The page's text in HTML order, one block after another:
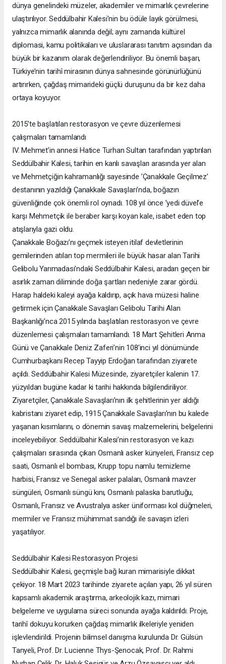
dünya genelindeki müzeler, akademiler ve mimarlık çevrelerine
ulaştırılıyor. Seddülbahir Kalesi’nin bu ödüle layık görülmesi,
yalnızca mimarlık alanında değil; aynı zamanda kültürel
diplomasi, kamu politikaları ve uluslararası tanıtım açısından da
büyük bir kazanım olarak değerlendiriliyor. Bu önemli başarı,
Türkiye’nin tarihî mirasının dünya sahnesinde görünürlüğünü
artırırken, çağdaş mimarideki güçlü duruşunu da bir kez daha
ortaya koyuyor.
2015’te başlatılan restorasyon ve çevre düzenlemesi
çalışmaları tamamlandı
IV. Mehmet’in annesi Hatice Turhan Sultan tarafından yaptırılan
Seddülbahir Kalesi, tarihin en kanlı savaşları arasında yer alan
ve Mehmetçiğin kahramanlığı sayesinde ’Çanakkale Geçilmez’
destanının yazıldığı Çanakkale Savaşları’nda, boğazın
güvenliğinde çok önemli rol oynadı. 108 yıl önce ’yedi düvel’e
karşı Mehmetçik ile beraber karşı koyan kale, isabet eden top
atışlarıyla gazi oldu.
Çanakkale Boğazı’nı geçmek isteyen itilaf devletlerinin
gemilerinden atılan top mermileri ile büyük hasar alan Tarihi
Gelibolu Yarımadası’ndaki Seddülbahir Kalesi, aradan geçen bir
asırlık zaman diliminde doğa şartları nedeniyle zarar gördü.
Harap haldeki kaleyi ayağa kaldırıp, açık hava müzesi haline
getirmek için Çanakkale Savaşları Gelibolu Tarihi Alan
Başkanlığı’nca 2015 yılında başlatılan restorasyon ve çevre
düzenlemesi çalışmaları tamamlandı. 18 Mart Şehitleri Anma
Günü ve Çanakkale Deniz Zaferi’nin 108’inci yıl dönümünde
Cumhurbaşkanı Recep Tayyip Erdoğan tarafından ziyarete
açıldı. Seddülbahir Kalesi Müzesinde, ziyaretçiler kalenin 17.
yüzyıldan bugüne kadar ki tarihi hakkında bilgilendiriliyor.
Ziyaretçiler, Çanakkale Savaşları’nın ilk şehitlerinin yer aldığı
kabristanı ziyaret edip, 1915 Çanakkale Savaşları’nın bu kalede
yaşanan kısımlarını, o dönemin savaş malzemelerini, belgelerini
inceleyebiliyor. Seddülbahir Kalesi’nin restorasyon ve kazı
çalışmaları sırasında çıkan Osmanlı asker künyeleri, Fransız cep
saati, Osmanlı el bombası, Krupp topu namlu temizleme
harbisi, Fransız ve Senegal asker palaları, Osmanlı mavzer
süngüleri, Osmanlı süngü kını, Osmanlı palaska barutluğu,
Osmanlı, Fransız ve Avustralya asker üniforması kol düğmeleri,
mermiler ve Fransız mühimmat sandığı ile savaşın izleri
yaşatılıyor.
Seddülbahir Kalesi Restorasyon Projesi
Seddülbahir Kalesi, geçmişle bağ kuran mimarisiyle dikkat
çekiyor. 18 Mart 2023 tarihinde ziyarete açılan yapı, 26 yıl süren
kapsamlı akademik araştırma, arkeolojik kazı, mimari
belgeleme ve uygulama süreci sonunda ayağa kaldırıldı. Proje,
tarihî dokuyu korurken çağdaş mimarlık ilkeleriyle yeniden
işlevlendirildi. Projenin bilimsel danışma kurulunda Dr. Gülsün
Tanyeli, Prof. Dr. Lucienne Thys-Şenocak, Prof. Dr. Rahmi